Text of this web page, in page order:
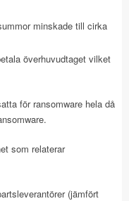
minskade till cirka
överhuvudtaget vilket
för ransomware hela då
som relaterar
(jämfört